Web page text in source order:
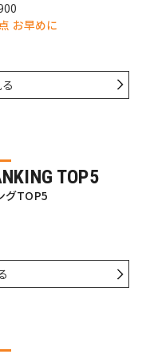
お早めに
TOP5
グTOP5